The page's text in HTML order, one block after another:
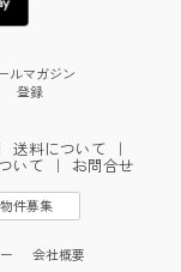
ルマガジン
登録
送料について ｜
いて ｜ お問合せ
件募集
会社概要